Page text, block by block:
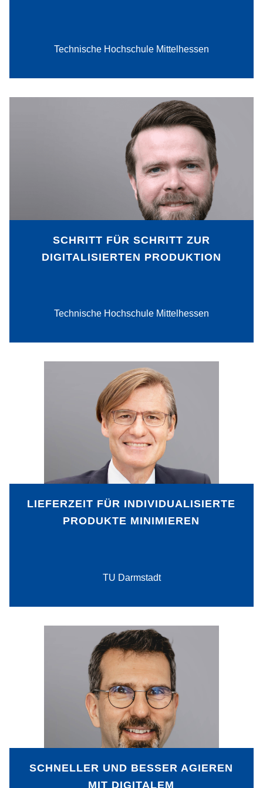
Technische Hochschule Mittelhessen
PDF-Download
SCHRITT FÜR SCHRITT ZUR
DIGITALISIERTEN PRODUKTION
Technische Hochschule Mittelhessen
Viele Betriebe möchten ihre Produktion
digitalisieren, um wettbewerbsfähig zu
bleiben und ihre Gewinne zu
maximieren. Der Idealfall ist eine Smart
Factory, die selbstregulierend und
weitestgehend automatisiert arbeiten
kann. Realisieren lässt sie sich durch die
schrittweise digitale Vernetzung von
Prozessen, Maschinen und Menschen.
PDF-Download
LIEFERZEIT FÜR INDIVIDUALISIERTE
PRODUKTE MINIMIEREN
TU Darmstadt
Kurze Lieferzeiten können
wettbewerbsentscheidend sein. Dafür
notwendig sind effiziente, standardisierte
Prozesse. Doch wie lassen sich diese
Prozesse bei individuellen Produkten
realisieren? Die Lösung liegt in der
Fokussierung auf Produktmerkmale, die
über Standardprozesse lösbar sind, und
der weitgehenden Digitalisierung und
Prozesse.
PDF-Download
SCHNELLER UND BESSER AGIEREN
MIT DIGITALEM
Ursprünglich störte sich der
Geschäftsführer der Wachendorff GmbH
nur an den vielen Tabellenblättern im
Rahmen der Protokollierung von
Meetings. Inzwischen hat das
Unternehmen mit einem digitalen
Aufgabenmanagementsystem seine
interne Zusammenarbeit revolutioniert
und kann sich erheblich schneller und